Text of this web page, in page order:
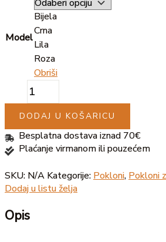
Model
Bijela
Crna
Lila
Roza
Obriši
DODAJ U KOŠARICU
Besplatna dostava iznad 70€
Plaćanje virmanom ili pouzećem
SKU: N/A Kategorije:Pokloni,Pokloni
Dodaj u listu želja
Opis